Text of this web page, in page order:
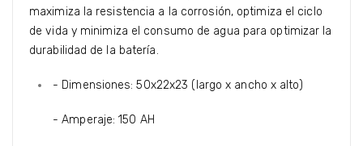
maximiza la resistencia a la corrosión, optimiza el ciclo
de vida y minimiza el consumo de agua para optimizar la
durabilidad de la batería.
- Dimensiones: 50x22x23 (largo x ancho x alto)
- Amperaje: 150 AH